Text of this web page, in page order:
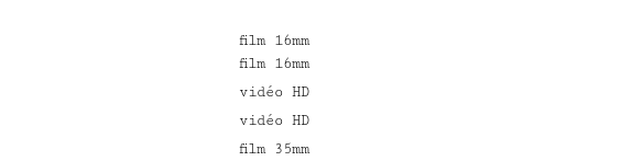
film 16mm
film 16mm
vidéo HD
vidéo HD
film 35mm